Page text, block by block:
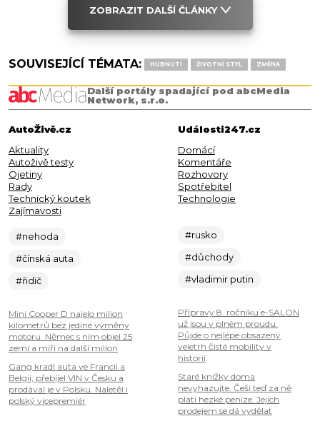
ZOBRAZIT DALŠÍ ČLÁNKY
SOUVISEJÍCÍ TÉMATA: HUBNUTÍ ŽIVOTNÍ STYL ZMĚNA
Další portály spadající pod abcMedia
Network, s.r.o.
AutoŽivě.cz
Aktuality
Autoživě testy
Ojetiny
Rady
Technický koutek
Zajímavosti
#nehoda
#čínská auta
#řidič
Mini Cooper D najelo milion
kilometrů bez jediné výměny
motoru. Němec s ním objel 25
zemí a míří na další milion
Gang kradl auta ve Francii a
Belgii, přebíjel VIN v Česku a
prodával je v Polsku. Naletěl i
polský vicepremiér
Události247.cz
Domácí
Komentáře
Rozhovory
Spotřebitel
Technologie
#rusko
#důchody
#vladimir putin
Přípravy 8. ročníku e-SALON
už jsou v plném proudu.
Půjde o nejlépe obsazený
veletrh čisté mobility v
historii
Staré knížky doma
nevyhazujte. Češi teď za ně
platí hezké peníze. Jejich
prodejem se dá vydělat